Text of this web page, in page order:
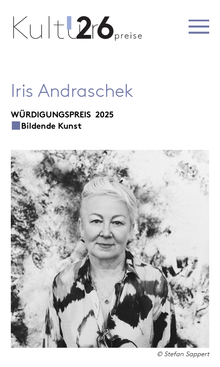
Iris Andraschek
WÜRDIGUNGSPREIS 2025
Bildende Kunst
© Stefan Sappert